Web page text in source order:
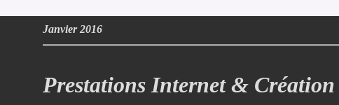
Janvier 2016
Prestations Internet &